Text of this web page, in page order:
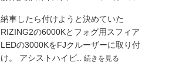
納車したら付けようと決めていた
RIZING2の6000Kとフォグ用スフィア
LEDの3000KをFJクルーザーに取り付
け。 アシストハイビ.. 続きを見る